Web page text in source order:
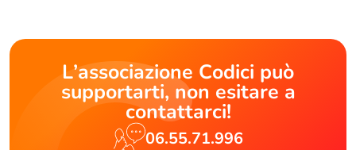
L’associazione Codici può
supportarti, non esitare a
contattarci!
06.55.71.996